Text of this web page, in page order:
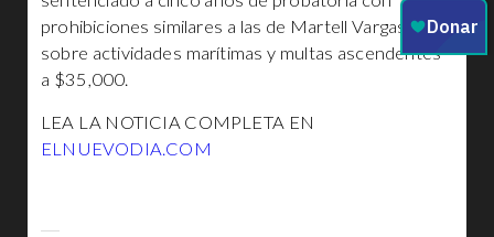
prohibiciones similares a las de Martell Vargas
sobre actividades marítimas y multas ascendentes
a $35,000.
LEA LA NOTICIA COMPLETA EN
ELNUEVODIA.COM